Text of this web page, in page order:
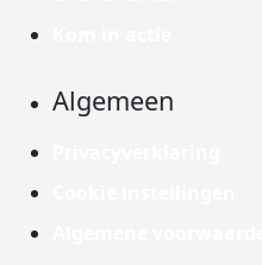
Algemeen